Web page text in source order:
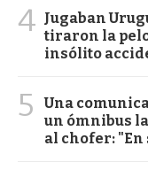
4 Jugaban
tiraron la
insólito
5
Una
un ómnibus
al chofer: "En